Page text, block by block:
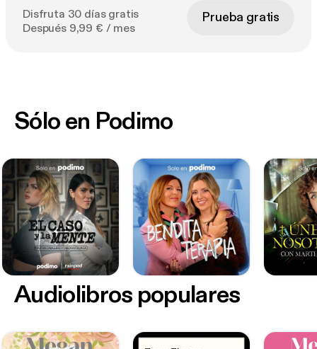
Disfruta 30 días gratis
Después 9,99 € / mes
Prueba gratis
Sólo en Podimo
Audiolibros populares